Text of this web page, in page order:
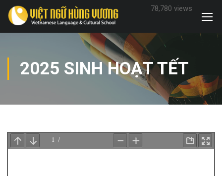
78,780 views
2025 SINH HOẠT TẾT